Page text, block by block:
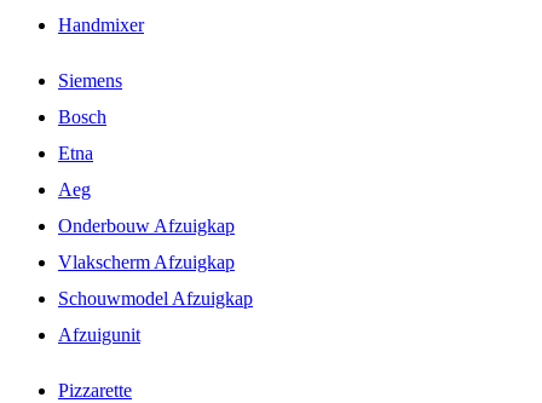
Handmixer
Siemens
Bosch
Etna
Aeg
Onderbouw Afzuigkap
Vlakscherm Afzuigkap
Schouwmodel Afzuigkap
Afzuigunit
Pizzarette